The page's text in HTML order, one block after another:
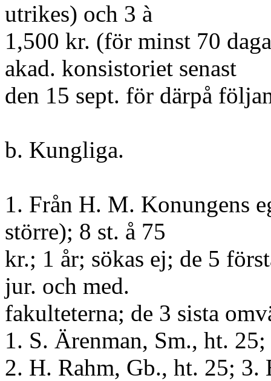
utrikes) och 3 à
1,500 kr. (för minst 70
akad. konsistoriet senast
den 15 sept. för därpå
b. Kungliga.
1. Från H. M. Konungens
större); 8 st. å 75
kr.; 1 år; sökas ej; de 5
jur. och med.
fakulteterna; de 3 sista
1. S. Ärenman, Sm., ht. 25;
2. H. Rahm, Gb., ht. 25;